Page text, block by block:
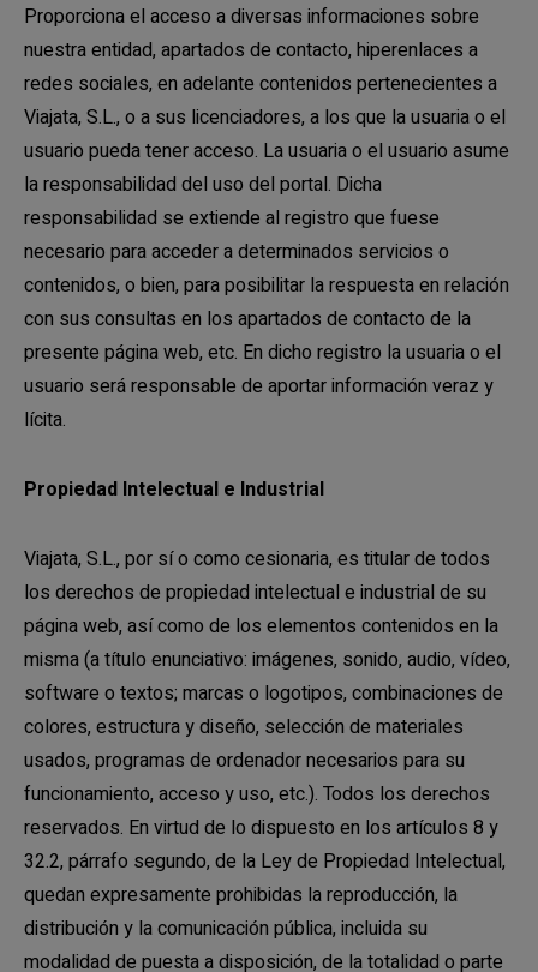
Proporciona el acceso a diversas informaciones sobre
nuestra entidad, apartados de contacto, hiperenlaces a
redes sociales, en adelante contenidos pertenecientes a
Viajata, S.L., o a sus licenciadores, a los que la usuaria o el
usuario pueda tener acceso. La usuaria o el usuario asume
la responsabilidad del uso del portal. Dicha
responsabilidad se extiende al registro que fuese
necesario para acceder a determinados servicios o
contenidos, o bien, para posibilitar la respuesta en relación
con sus consultas en los apartados de contacto de la
presente página web, etc. En dicho registro la usuaria o el
usuario será responsable de aportar información veraz y
lícita.
Propiedad Intelectual e Industrial
Viajata, S.L., por sí o como cesionaria, es titular de todos
los derechos de propiedad intelectual e industrial de su
página web, así como de los elementos contenidos en la
misma (a título enunciativo: imágenes, sonido, audio, vídeo,
software o textos; marcas o logotipos, combinaciones de
colores, estructura y diseño, selección de materiales
usados, programas de ordenador necesarios para su
funcionamiento, acceso y uso, etc.). Todos los derechos
reservados. En virtud de lo dispuesto en los artículos 8 y
32.2, párrafo segundo, de la Ley de Propiedad Intelectual,
quedan expresamente prohibidas la reproducción, la
distribución y la comunicación pública, incluida su
modalidad de puesta a disposición, de la totalidad o parte